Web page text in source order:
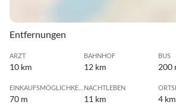
Entfernungen
ARZT
10 km
BAHNHOF
12 km
BUS
200
70 m
NACHTLEBEN
11 km 4 km